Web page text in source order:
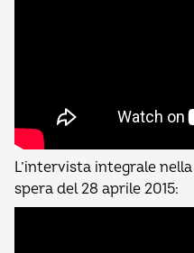
L’intervista integrale
spera del 28 aprile 2015: